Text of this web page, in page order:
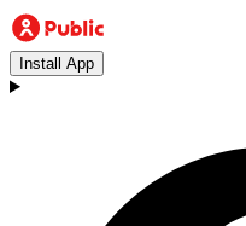
Install App